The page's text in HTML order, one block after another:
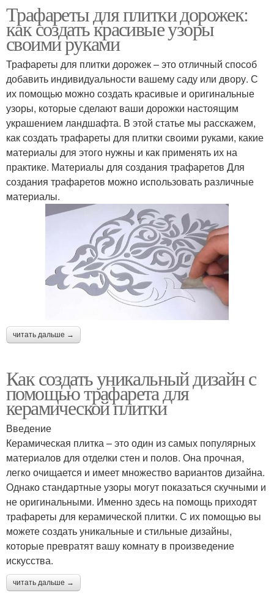
Трафареты для плитки дорожек:
как создать красивые узоры
своими руками
Трафареты для плитки дорожек – это отличный способ
добавить индивидуальности вашему саду или двору. С
их помощью можно создать красивые и оригинальные
узоры, которые сделают ваши дорожки настоящим
украшением ландшафта. В этой статье мы расскажем,
как создать трафареты для плитки своими руками, какие
материалы для этого нужны и как применять их на
практике. Материалы для создания трафаретов Для
создания трафаретов можно использовать различные
материалы.
читать дальше →
Как создать уникальный дизайн с
помощью трафарета для
керамической плитки
Введение
Керамическая плитка – это один из самых популярных
материалов для отделки стен и полов. Она прочная,
легко очищается и имеет множество вариантов дизайна.
Однако стандартные узоры могут показаться скучными и
не оригинальными. Именно здесь на помощь приходят
трафареты для керамической плитки. С их помощью вы
можете создать уникальные и стильные дизайны,
которые превратят вашу комнату в произведение
искусства.
читать дальше →